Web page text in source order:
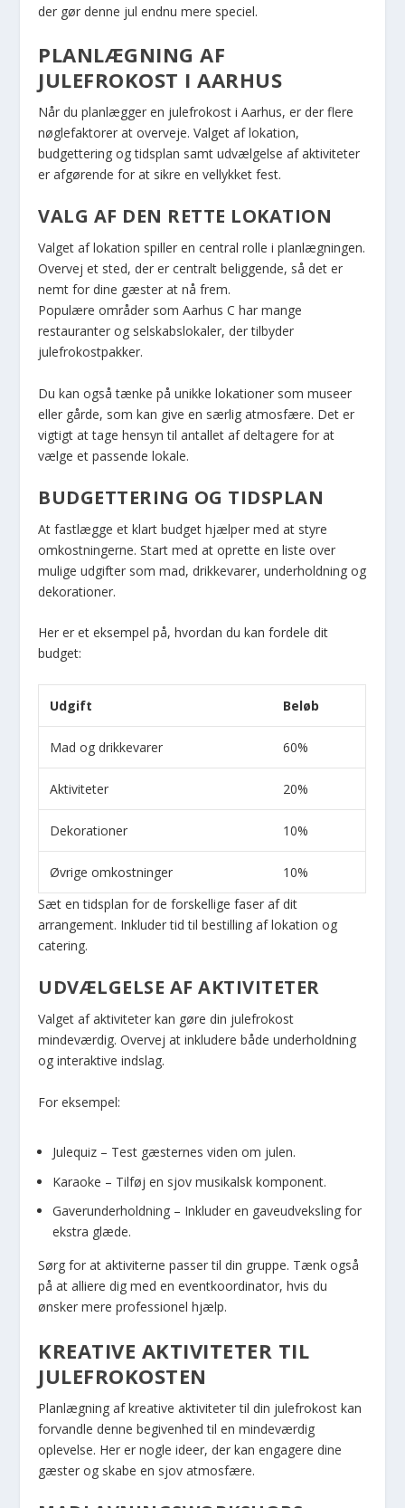
der gør denne jul endnu mere speciel.
PLANLÆGNING AF
JULEFROKOST I AARHUS
Når du planlægger en julefrokost i Aarhus, er der flere
nøglefaktorer at overveje. Valget af lokation,
budgettering og tidsplan samt udvælgelse af aktiviteter
er afgørende for at sikre en vellykket fest.
VALG AF DEN RETTE LOKATION
Valget af lokation spiller en central rolle i planlægningen.
Overvej et sted, der er centralt beliggende, så det er
nemt for dine gæster at nå frem.
Populære områder som Aarhus C har mange
restauranter og selskabslokaler, der tilbyder
julefrokostpakker.
Du kan også tænke på unikke lokationer som museer
eller gårde, som kan give en særlig atmosfære. Det er
vigtigt at tage hensyn til antallet af deltagere for at
vælge et passende lokale.
BUDGETTERING OG TIDSPLAN
At fastlægge et klart budget hjælper med at styre
omkostningerne. Start med at oprette en liste over
mulige udgifter som mad, drikkevarer, underholdning og
dekorationer.
Her er et eksempel på, hvordan du kan fordele dit
budget:
Udgift Beløb
Mad og drikkevarer 60%
Aktiviteter 20%
Dekorationer 10%
Øvrige omkostninger
10%
Sæt en tidsplan for de forskellige faser af dit
arrangement. Inkluder tid til bestilling af lokation og
catering.
UDVÆLGELSE AF AKTIVITETER
Valget af aktiviteter kan gøre din julefrokost
mindeværdig. Overvej at inkludere både underholdning
og interaktive indslag.
For eksempel:
Julequiz – Test gæsternes viden om julen.
Karaoke – Tilføj en sjov musikalsk komponent.
Gaverunderholdning – Inkluder en gaveudveksling for
ekstra glæde.
Sørg for at aktiviterne passer til din gruppe. Tænk også
på at alliere dig med en eventkoordinator, hvis du
ønsker mere professionel hjælp.
KREATIVE AKTIVITETER TIL
JULEFROKOSTEN
Planlægning af kreative aktiviteter til din julefrokost kan
forvandle denne begivenhed til en mindeværdig
oplevelse. Her er nogle ideer, der kan engagere dine
gæster og skabe en sjov atmosfære.